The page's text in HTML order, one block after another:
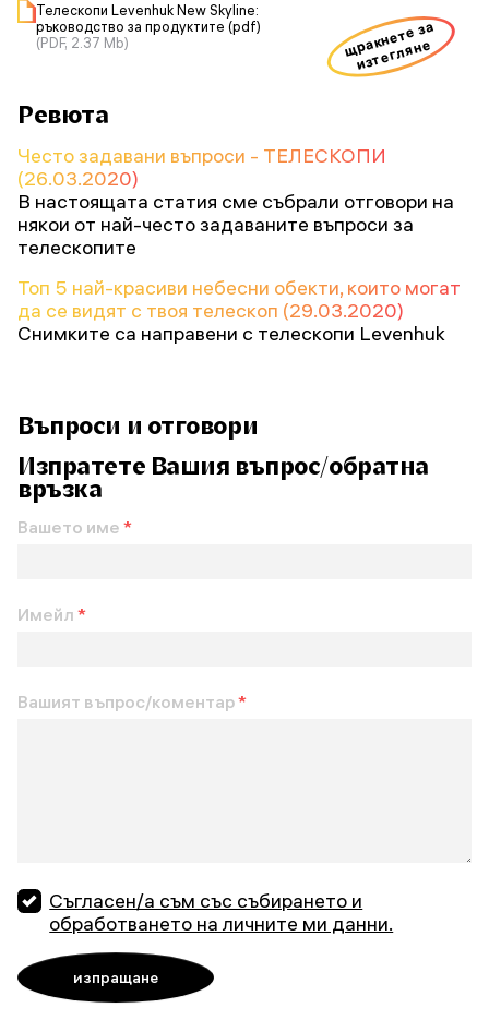
Телескопи Levenhuk New Skyline:
ръководство за продуктите (pdf)
(PDF, 2.37 Mb)
щракнете за
изтегляне
Ревюта
Често задавани въпроси - ТЕЛЕСКОПИ
(26.03.2020)
В настоящата статия сме събрали отговори на
някои от най-често задаваните въпроси за
телескопите
Топ 5 най-красиви небесни обекти, които могат
да се видят с твоя телескоп (29.03.2020)
Снимките са направени с телескопи Levenhuk
Въпроси и отговори
Изпратете Вашия въпрос/обратна
връзка
Вашето име *
Имейл *
Вашият въпрос/коментар*
Съгласен/а съм със събирането и
обработването на личните ми данни.